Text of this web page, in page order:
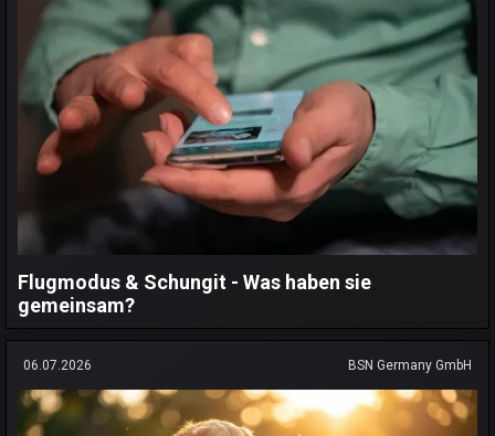
Flugmodus & Schungit - Was haben sie
gemeinsam?
06.07.2026 BSN Germany GmbH